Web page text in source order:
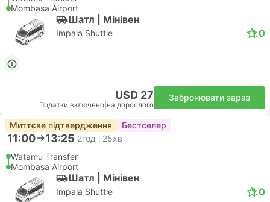
Mombasa Airport
Шатл | Мiнiвен
Impala Shuttle 1.0
USD 27
Податки включено на дорослого
Забронювати зараз
Миттєве підтвердження Бестселер
11:00 13:25 2год і 25хв
Watamu Transfer
Mombasa Airport
Шатл | Мiнiвен
Impala Shuttle 1.0